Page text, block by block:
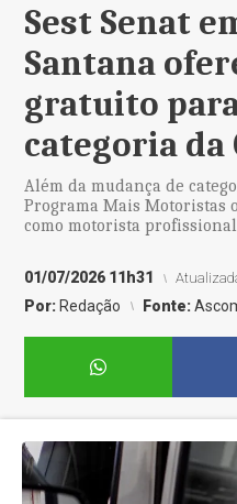
Sest Senat
Santana
gratuito
categoria da
Além da mudança de
Programa Mais Motoristas
como motorista profissional
01/07/2026 11h31
Por: Redação Fonte: